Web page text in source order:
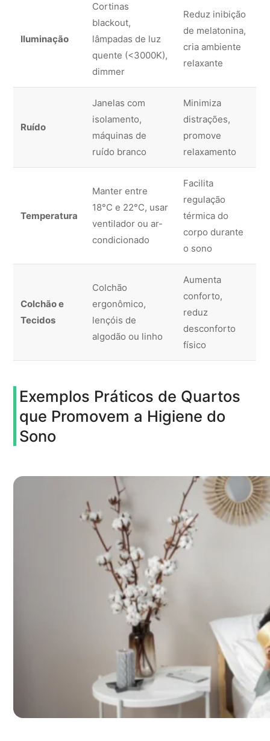
Iluminação
Cortinas
blackout,
lâmpadas de luz
quente (<3000K),
dimmer
Reduz inibição
de melatonina,
cria ambiente
relaxante
Ruído
Janelas com
isolamento,
máquinas de
ruído branco
Minimiza
distrações,
promove
relaxamento
Temperatura
Manter entre
18°C e 22°C, usar
ventilador ou ar-
condicionado
Facilita
regulação
térmica do
corpo durante
o sono
Colchão e
Tecidos
Colchão
ergonômico,
lençóis de
algodão ou linho
Aumenta
conforto,
reduz
desconforto
físico
Exemplos Práticos de Quartos
que Promovem a Higiene do
Sono